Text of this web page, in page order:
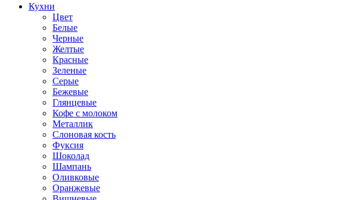
Кухни
Цвет
Белые
Черные
Желтые
Красные
Зеленые
Серые
Бежевые
Глянцевые
Кофе с молоком
Металлик
Слоновая кость
Фуксия
Шоколад
Шампань
Оливковые
Оранжевые